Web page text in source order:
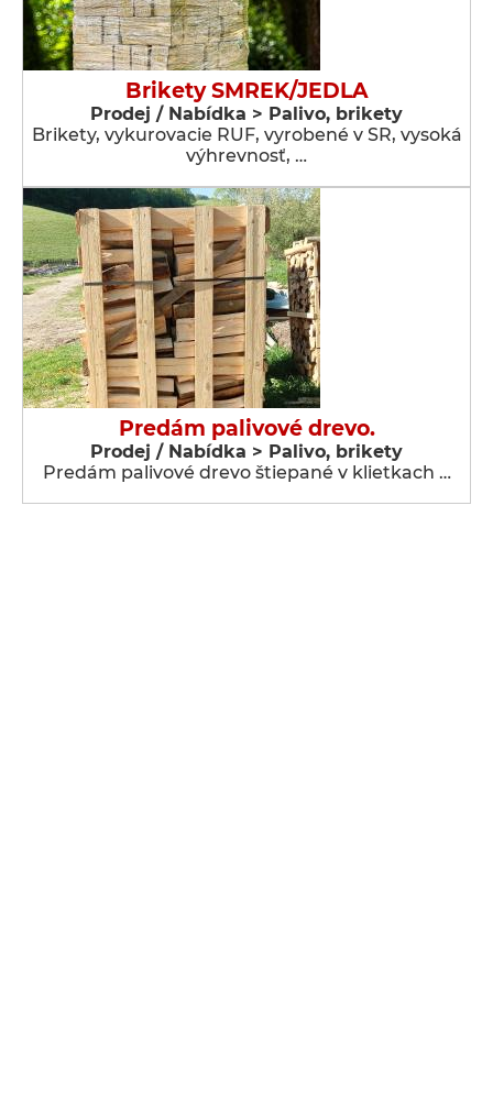
Brikety SMREK/JEDLA
Prodej / Nabídka > Palivo, brikety
Brikety, vykurovacie RUF, vyrobené v SR, vysoká
výhrevnosť, …
Predám palivové drevo.
Prodej / Nabídka > Palivo, brikety
Predám palivové drevo štiepané v klietkach …